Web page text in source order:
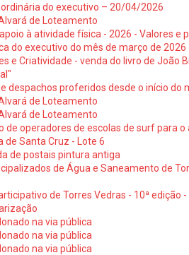
do executivo – 20/04/2026
de Loteamento
à atividade física - 2026 - Valores e
do executivo do mês de março de 2026
e Criatividade - venda do livro de João
despachos proferidos desde o início do
de Loteamento
de Loteamento
de operadores de escolas de surf para o
de Santa Cruz - Lote 6
de postais pintura antiga
de Água e Saneamento de
de Torres Vedras - 10ª edição
na via pública
na via pública
na via pública